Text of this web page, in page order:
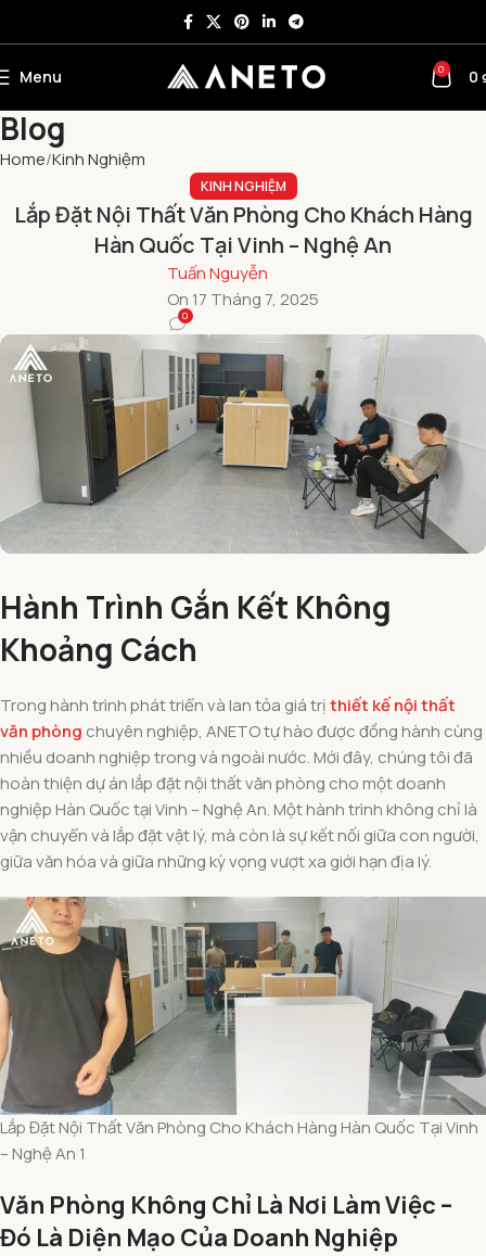
Menu 0 0
Blog
Home Kinh Nghiệm
KINH NGHIỆM
Lắp Đặt Nội Thất Văn Phòng Cho Khách Hàng
Hàn Quốc Tại Vinh – Nghệ An
Tuấn Nguyễn
On 17 Tháng 7, 2025
0
Hành Trình Gắn Kết Không
Khoảng Cách
Trong hành trình phát triển và lan tỏa giá trịthiết kế nội thất
văn phòng chuyên nghiệp, ANETO tự hào được đồng hành cùng
nhiều doanh nghiệp trong và ngoài nước. Mới đây, chúng tôi đã
hoàn thiện dự án lắp đặt nội thất văn phòng cho một doanh
nghiệp Hàn Quốc tại Vinh – Nghệ An. Một hành trình không chỉ là
vận chuyển và lắp đặt vật lý, mà còn là sự kết nối giữa con người,
giữa văn hóa và giữa những kỳ vọng vượt xa giới hạn địa lý.
Lắp Đặt Nội Thất Văn Phòng Cho Khách Hàng Hàn Quốc Tại Vinh
– Nghệ An 1
Văn Phòng Không Chỉ Là Nơi Làm Việc –
Đó Là Diện Mạo Của Doanh Nghiệp